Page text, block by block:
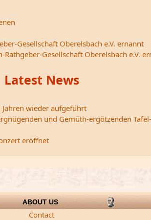
Gesellschaft Oberelsbach e.V. ernannt
Gesellschaft Oberelsbach e.V.
Latest News
Jahren wieder aufgeführt
und Gemüth-ergötzenden
eröffnet
ABOUT US
Contact